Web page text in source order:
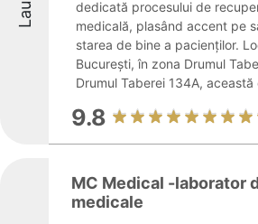
dedicată procesului de
medicală, plasând accent pe
starea de bine a pacienților.
București, în zona Drumul
Drumul Taberei 134A, această
9.8
MC Medical -laborator
medicale